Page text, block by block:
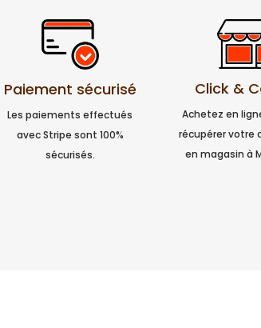
Paiement sécurisé
Les paiements effectués
avec Stripe sont 100%
sécurisés.
Click &
Achetez en
récupérer votre
en magasin à